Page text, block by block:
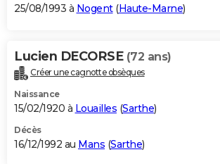
25/08/1993 à Nogent(Haute-Marne)
Lucien DECORSE (72 ans)
Créer une cagnotte obsèques
Naissance
15/02/1920 à Louailles (Sarthe)
Décès
16/12/1992 au Mans (Sarthe)